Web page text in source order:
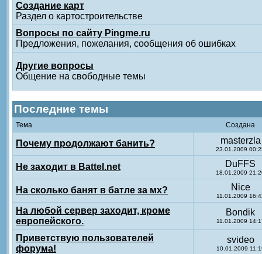
Создание карт
Раздел о картостроительстве
Вопросы по сайту Pingme.ru
Предложения, пожелания, сообщения об ошибках
Другие вопросы
Общение на свободные темы
Последние темы
Тема Создана
Почему продолжают банить? masterzla
23.01.2009
Не заходит в Battel.net DuFFS
18.01.2009
На сколько банят в батле за мх? Nice
11.01.2009
На любой сервер заходит, кроме
европейского.
Bondik
11.01.2009
Приветствую пользователей
форума!
svideo
10.01.2009